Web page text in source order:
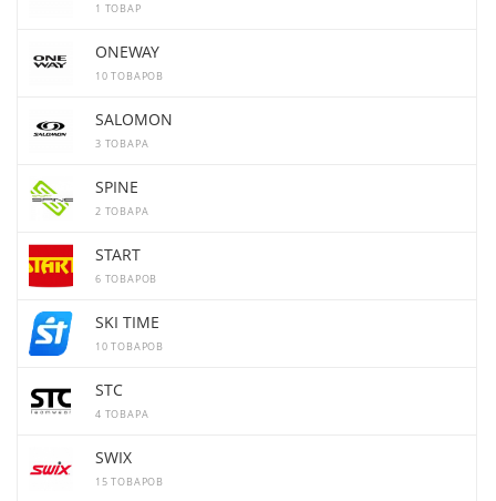
1 ТОВАР
ONEWAY
10 ТОВАРОВ
SALOMON
3 ТОВАРА
SPINE
2 ТОВАРА
START
6 ТОВАРОВ
SKI TIME
10 ТОВАРОВ
STC
4 ТОВАРА
SWIX
15 ТОВАРОВ